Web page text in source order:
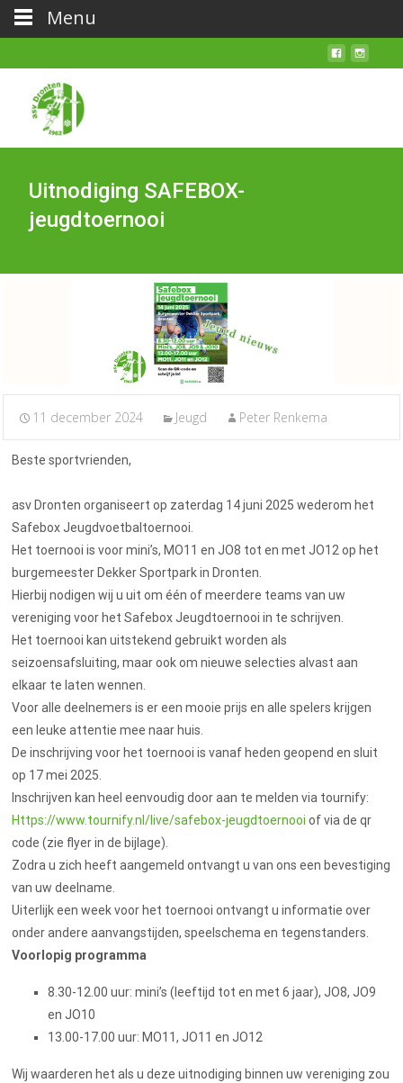
Uitnodiging SAFEBOX-
jeugdtoernooi
11 december 2024 Jeugd Peter Renkema
Beste sportvrienden,
asv Dronten organiseert op zaterdag 14 juni 2025 wederom het
Safebox Jeugdvoetbaltoernooi.
Het toernooi is voor mini’s, MO11 en JO8 tot en met JO12 op het
burgemeester Dekker Sportpark in Dronten.
Hierbij nodigen wij u uit om één of meerdere teams van uw
vereniging voor het Safebox Jeugdtoernooi in te schrijven.
Het toernooi kan uitstekend gebruikt worden als
seizoensafsluiting, maar ook om nieuwe selecties alvast aan
elkaar te laten wennen.
Voor alle deelnemers is er een mooie prijs en alle spelers krijgen
een leuke attentie mee naar huis.
De inschrijving voor het toernooi is vanaf heden geopend en sluit
op 17 mei 2025.
Inschrijven kan heel eenvoudig door aan te melden via tournify:
Https://www.tournify.nl/live/safebox-jeugdtoernooi of via de qr
code (zie flyer in de bijlage).
Zodra u zich heeft aangemeld ontvangt u van ons een bevestiging
van uw deelname.
Uiterlijk een week voor het toernooi ontvangt u informatie over
onder andere aanvangstijden, speelschema en tegenstanders.
Voorlopig programma
8.30-12.00 uur: mini’s (leeftijd tot en met 6 jaar), JO8, JO9
en JO10
13.00-17.00 uur: MO11, JO11 en JO12
Wij waarderen het als u deze uitnodiging binnen uw vereniging zou
Menu